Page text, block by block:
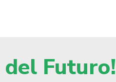
del Futuro!